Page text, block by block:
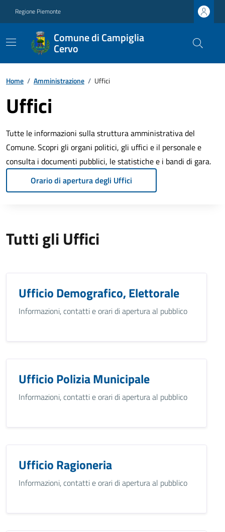
Regione Piemonte
Comune di Campiglia
Cervo
Home / Amministrazione / Uffici
Uffici
Tutte le informazioni sulla struttura amministrativa del
Comune. Scopri gli organi politici, gli uffici e il personale e
consulta i documenti pubblici, le statistiche e i bandi di gara.
Orario di apertura degli Uffici
Tutti gli Uffici
Ufficio Demografico, Elettorale
Informazioni, contatti e orari di apertura al pubblico
Ufficio Polizia Municipale
Informazioni, contatti e orari di apertura al pubblico
Ufficio Ragioneria
Informazioni, contatti e orari di apertura al pubblico